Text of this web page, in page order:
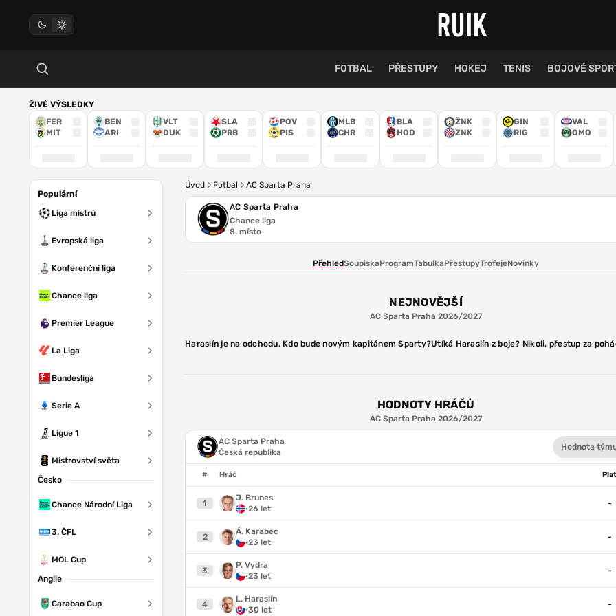
FOTBAL PŘESTUPY HOKEJ TENIS BOJOVÉ
ŽIVÉ VÝSLEDKY
FER
MIT
BEN
ARI
VLT
DUK
SLA
PRB
POV
PIS
MLB
CHR
BLA
HOD
ŽNK
ZNK
GIN
RIG
VAL
OMO
Populární
Liga mistrů
Evropská liga
Konferenční liga
Chance liga
Premier League
La Liga
Bundesliga
Serie A
Ligue 1
Mistrovství světa
Česko
Chance Národní Liga
3. ČFL
MOL Cup
Anglie
Carabao Cup
Úvod Fotbal AC Sparta Praha
AC Sparta Praha
Chance liga
8. místo
PřehledSoupiskaProgramTabulkaPřestupyTrofejeNovinky
NEJNOVĚJŠÍ
AC Sparta Praha 2026/2027
Haraslín je na odchodu. Kdo bude novým kapitánem Sparty?Utíká Haraslín z boje? Nikoli, přestup za
HODNOTY HRÁČŮ
AC Sparta Praha 2026/2027
AC Sparta Praha
Česká republika
Hodnota
# Hráč Plat
1
J. Brunes
·26 let
-
2
Á. Karabec
·23 let
-
3
P. Vydra
·23 let
-
4
L. Haraslín
·30 let
-